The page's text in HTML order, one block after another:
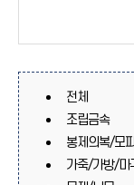
전체
조립금속
봉제의복/모피
가죽/가방/마